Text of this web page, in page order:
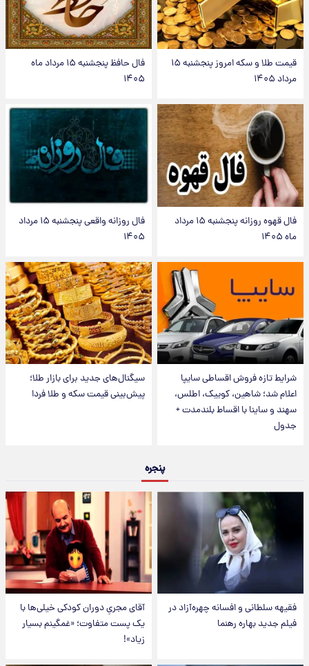
قیمت طلا و سکه امروز پنجشنبه ۱۵
مرداد ۱۴۰۵
فال حافظ پنجشنبه ۱۵ مرداد ماه
۱۴۰۵
فال قهوه روزانه پنجشنبه ۱۵ مرداد
ماه ۱۴۰۵
فال روزانه واقعی پنجشنبه ۱۵ مرداد
۱۴۰۵
شرایط تازه فروش اقساطی سایپا
اعلام شد؛ شاهین، کوییک، اطلس،
سهند و ساینا با اقساط بلندمدت +
جدول
سیگنال‌های جدید برای بازار طلا؛
پیش‌بینی قیمت سکه و طلا فردا
پنجره
فقیهه سلطانی و افسانه چهره‌آزاد در
فیلم جدید بهاره رهنما
آقای مجریِ دوران کودکی خیلی‌ها با
یک پست متفاوت؛ «غمگینم بسیار
زیاد»!